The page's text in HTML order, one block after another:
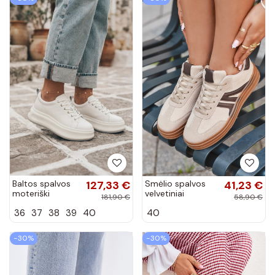
Baltos spalvos
moteriški
platforma GOE
127,33 €
181,90 €
36 37 38 39 40
Smėlio spalvos
velvetiniai
platforma
41,23 €
58,90 €
40
−30% −30%